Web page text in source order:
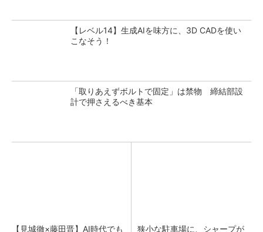
【レベル14】生成AIを味方に、3D CADを使い
こなそう！
「取りあえずボルトで固定」は禁物 締結部設
計で押さえるべき基本
【見城徹×藤田晋】AI時代でも 狭小な駐車場に、シャープが